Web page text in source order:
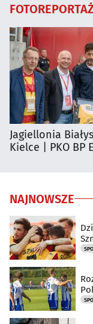
Jagiellonia
Kielce | PKO BP
NAJNOWSZE